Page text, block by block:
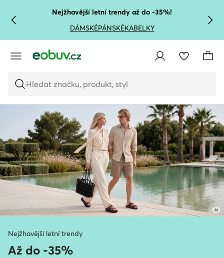
PŘEJÍT NA HLAVNÍ OBSAH
PŘEJÍT NA VYHLEDÁVÁNÍ
Nejžhavější letní trendy až do -35%!
DÁMSKÉPÁNSKÉKABELKY
Hledat značku, produkt, styl
Nejžhavější letní trendy
Až do -35%